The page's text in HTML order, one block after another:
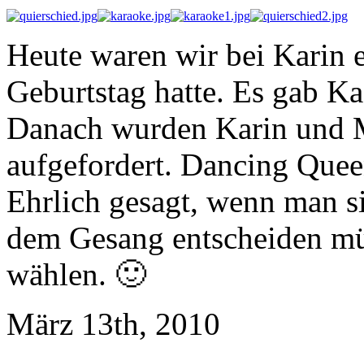
Heute waren wir bei Karin
Geburtstag hatte. Es gab
Danach wurden Karin und
aufgefordert. Dancing
Ehrlich gesagt, wenn man
dem Gesang entscheiden
wählen. 🙂
März 13th, 2010